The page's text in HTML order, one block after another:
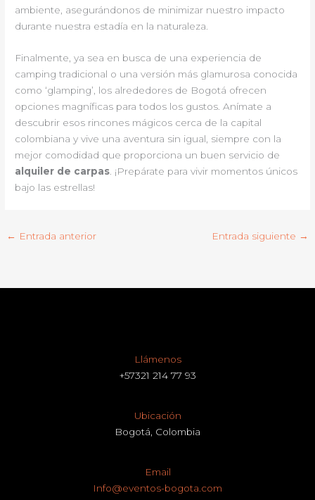
ambiente, asegurándonos de minimizar nuestro impacto
durante nuestra estadía en la naturaleza.
Finalmente, ya sea en busca de una experiencia de
camping tradicional o una versión más glamurosa conocida
como ‘glamping’, los alrededores de Bogotá ofrecen
opciones magníficas para todos los gustos. Anímate a
descubrir esos rincones mágicos cerca de la capital
colombiana y vive una aventura sin igual, siempre con la
mejor comodidad que proporciona un buen servicio de
alquiler de carpas . ¡Prepárate para vivir momentos únicos
bajo las estrellas!
← Entrada anterior Entrada siguiente →
Llámenos
+57321 214 77 93
Ubicación
Bogotá, Colombia
Email
Info@eventos-bogota.com